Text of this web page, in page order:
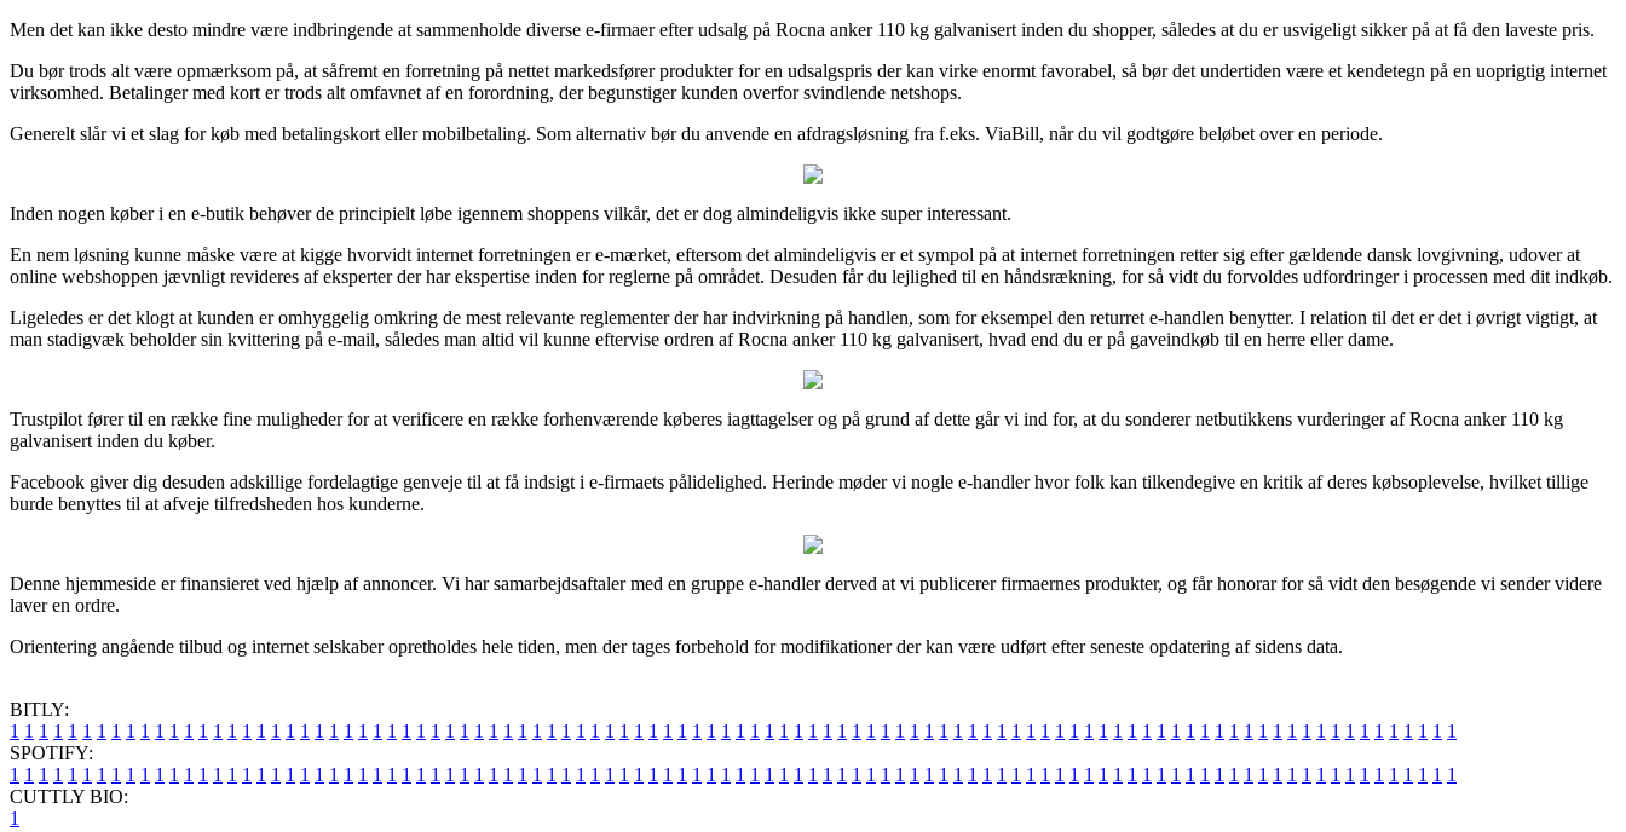
Men det kan ikke desto mindre være indbringende at sammenholde diverse e-firmaer efter udsalg på Rocna anker 110 kg galvanisert inden du shopper, således at du er usvigeligt sikker på at få den laveste pris.
Du bør trods alt være opmærksom på, at såfremt en forretning på nettet markedsfører produkter for en udsalgspris der kan virke enormt favorabel, så bør det undertiden være et kendetegn på en uoprigtig internet
virksomhed. Betalinger med kort er trods alt omfavnet af en forordning, der begunstiger kunden overfor svindlende netshops.
Generelt slår vi et slag for køb med betalingskort eller mobilbetaling. Som alternativ bør du anvende en afdragsløsning fra f.eks. ViaBill, når du vil godtgøre beløbet over en periode.
Inden nogen køber i en e-butik behøver de principielt løbe igennem shoppens vilkår, det er dog almindeligvis ikke super interessant.
En nem løsning kunne måske være at kigge hvorvidt internet forretningen er e-mærket, eftersom det almindeligvis er et sympol på at internet forretningen retter sig efter gældende dansk lovgivning, udover at
online webshoppen jævnligt revideres af eksperter der har ekspertise inden for reglerne på området. Desuden får du lejlighed til en håndsrækning, for så vidt du forvoldes udfordringer i processen med dit indkøb.
Ligeledes er det klogt at kunden er omhyggelig omkring de mest relevante reglementer der har indvirkning på handlen, som for eksempel den returret e-handlen benytter. I relation til det er det i øvrigt vigtigt, at
man stadigvæk beholder sin kvittering på e-mail, således man altid vil kunne eftervise ordren af Rocna anker 110 kg galvanisert, hvad end du er på gaveindkøb til en herre eller dame.
Trustpilot fører til en række fine muligheder for at verificere en række forhenværende køberes iagttagelser og på grund af dette går vi ind for, at du sonderer netbutikkens vurderinger af Rocna anker 110 kg
galvanisert inden du køber.
Facebook giver dig desuden adskillige fordelagtige genveje til at få indsigt i e-firmaets pålidelighed. Herinde møder vi nogle e-handler hvor folk kan tilkendegive en kritik af deres købsoplevelse, hvilket tillige
burde benyttes til at afveje tilfredsheden hos kunderne.
Denne hjemmeside er finansieret ved hjælp af annoncer. Vi har samarbejdsaftaler med en gruppe e-handler derved at vi publicerer firmaernes produkter, og får honorar for så vidt den besøgende vi sender videre
laver en ordre.
Orientering angående tilbud og internet selskaber opretholdes hele tiden, men der tages forbehold for modifikationer der kan være udført efter seneste opdatering af sidens data.
BITLY:
1 1 1 1 1 1 1 1 1 1 1 1 1 1 1 1 1 1 1 1 1 1 1 1 1 1 1 1 1 1 1 1 1 1 1 1 1 1 1 1 1 1 1 1 1 1 1 1 1 1 1 1 1 1 1 1 1 1 1 1 1 1 1 1 1 1 1 1 1 1 1 1 1 1 1 1 1 1 1 1 1 1 1 1 1 1 1 1 1 1 1 1 1 1 1 1 1 1 1 1
SPOTIFY:
1 1 1 1 1 1 1 1 1 1 1 1 1 1 1 1 1 1 1 1 1 1 1 1 1 1 1 1 1 1 1 1 1 1 1 1 1 1 1 1 1 1 1 1 1 1 1 1 1 1 1 1 1 1 1 1 1 1 1 1 1 1 1 1 1 1 1 1 1 1 1 1 1 1 1 1 1 1 1 1 1 1 1 1 1 1 1 1 1 1 1 1 1 1 1 1 1 1 1 1
CUTTLY BIO:
1